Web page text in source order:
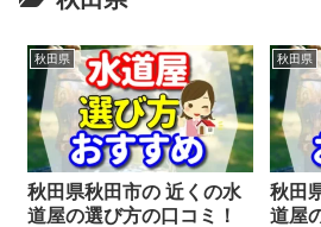
秋田県
秋田県秋田市の 近くの水
道屋の選び方の口コミ！
秋田県
秋田
道屋